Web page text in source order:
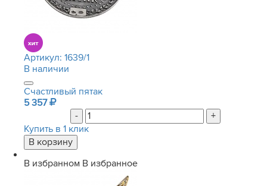
Артикул: 1639/1
В наличии
Счастливый пятак
5 357
-
+
Купить в 1 клик
В избранном В избранное